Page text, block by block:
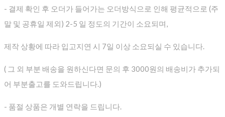
- 결제 확인 후 오더가 들어가는 오더방식으로 인해 평균적으로 (주
말 및 공휴일 제외) 2-5 일 정도의 기간이 소요되며,
제작 상황에 따라 입고지연 시 7일 이상 소요되실 수 있습니다.
( 그 외 부분 배송을 원하신다면 문의 후 3000원의 배송비가 추가되
어 부분출고를 도와드립니다.)
- 품절 상품은 개별 연락을 드립니다.